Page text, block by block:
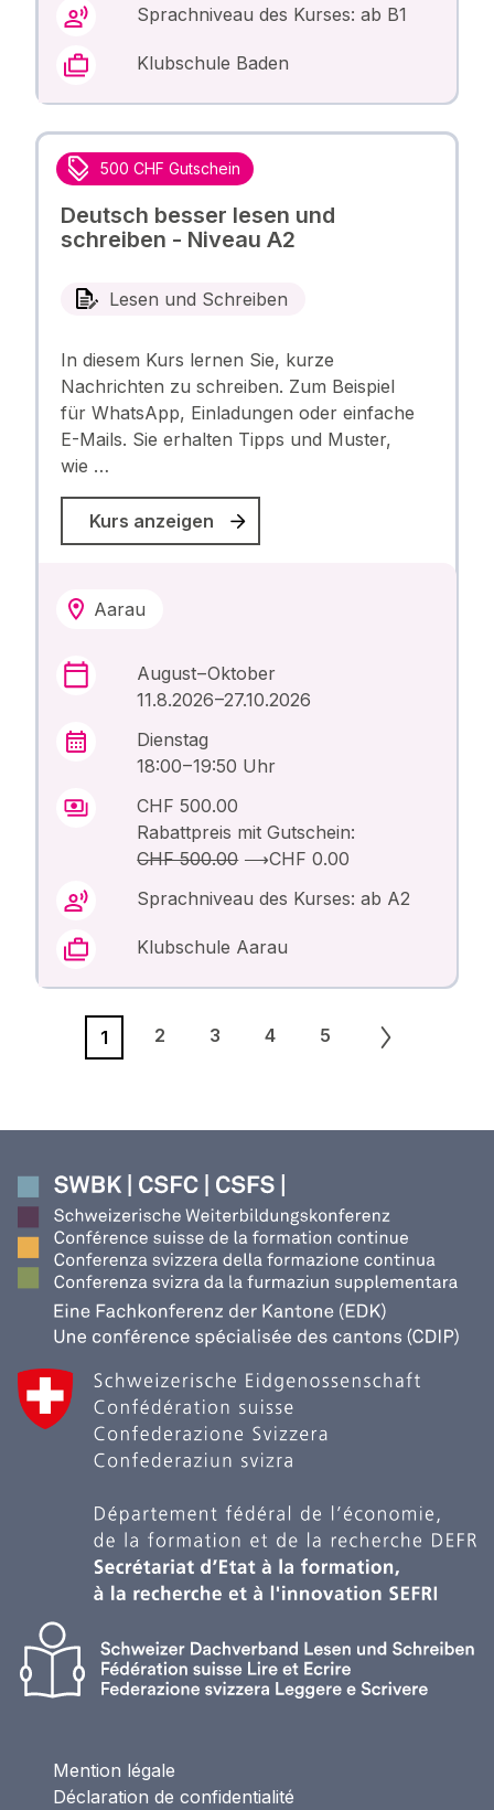
Sprachniveau des Kurses: ab B1
Klubschule Baden
500 CHF Gutschein
Deutsch besser lesen und
schreiben - Niveau A2
Lesen und Schreiben
In diesem Kurs lernen Sie, kurze
Nachrichten zu schreiben. Zum Beispiel
für WhatsApp, Einladungen oder einfache
E-Mails. Sie erhalten Tipps und Muster,
wie …
Kurs anzeigen
Aarau
August – Oktober
11.8.2026 –27.10.2026
Dienstag
18:00 – 19:50 Uhr
CHF 500.00
Rabattpreis mit Gutschein:
CHF 500.00⟶CHF 0.00
Sprachniveau des Kurses: ab A2
Klubschule Aarau
1 2 3 4 5
Mention légale
Déclaration de confidentialité